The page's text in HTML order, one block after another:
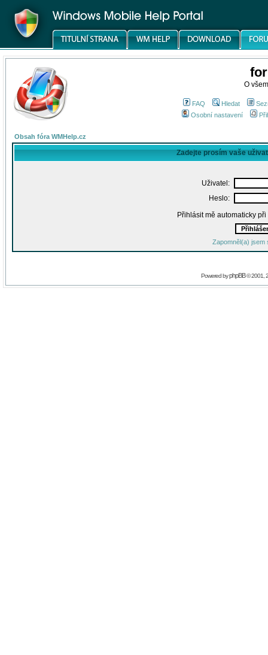
O
FAQ Hledat
Osobní nastavení
Obsah fóra WMHelp.cz
Zadejte prosím vaše
Uživatel:
Heslo:
Přihlásit mě automaticky
Zapomněl(a) jsem
Powered byphpBB© 2001,